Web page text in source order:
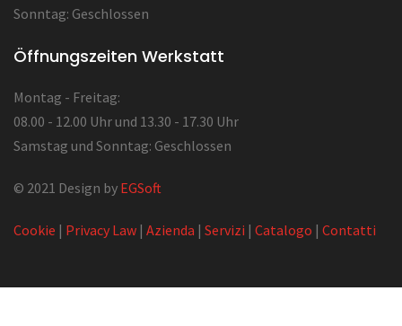
Sonntag: Geschlossen
Öffnungszeiten Werkstatt
Montag - Freitag:
08.00 - 12.00 Uhr und 13.30 - 17.30 Uhr
Samstag und Sonntag: Geschlossen
© 2021 Design by EGSoft
Cookie | Privacy Law | Azienda | Servizi | Catalogo | Contatti